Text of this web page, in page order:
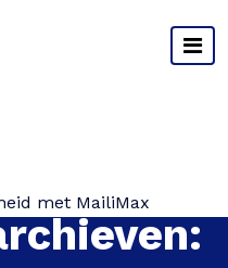
met MailiMax